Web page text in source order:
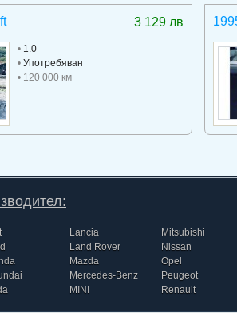
3 129 лв
• 1.0
• Употребяван
• 120 000 км
Lancia
Land Rover
Mazda
Mercedes-Benz
MINI
Mitsubishi
Nissan
Opel
Peugeot
Renault